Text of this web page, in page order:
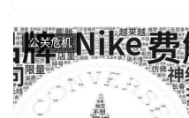
公关危机